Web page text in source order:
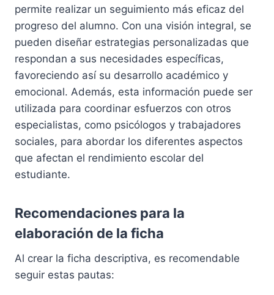
permite realizar un seguimiento más eficaz del
progreso del alumno. Con una visión integral, se
pueden diseñar estrategias personalizadas que
respondan a sus necesidades específicas,
favoreciendo así su desarrollo académico y
emocional. Además, esta información puede ser
utilizada para coordinar esfuerzos con otros
especialistas, como psicólogos y trabajadores
sociales, para abordar los diferentes aspectos
que afectan el rendimiento escolar del
estudiante.
Recomendaciones para la
elaboración de la ficha
Al crear la ficha descriptiva, es recomendable
seguir estas pautas: